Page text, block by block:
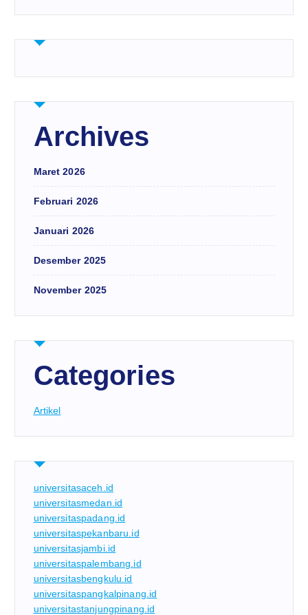
Archives
Maret 2026
Februari 2026
Januari 2026
Desember 2025
November 2025
Categories
Artikel
universitasaceh.id
universitasmedan.id
universitaspadang.id
universitaspekanbaru.id
universitasjambi.id
universitaspalembang.id
universitasbengkulu.id
universitaspangkalpinang.id
universitastanjungpinang.id